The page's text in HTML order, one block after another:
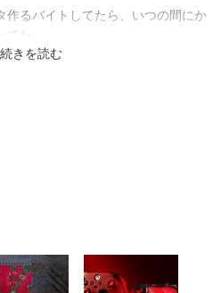
作るバイトしてたら、いつの間にか
た。
きを読む